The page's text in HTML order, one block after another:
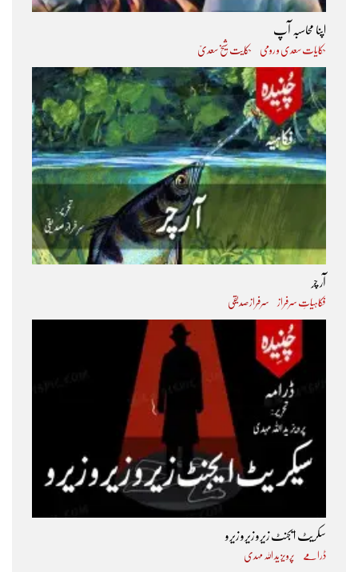
اپنا محاسبہ آپ
حکایات سعدی و رومی حکایت شیخ سعدیؒ
آر چر
فکاہیاتِ سرفراز سرفراز صدیقی
سکریٹ ایجنٹ زیرو زیرو زیرو
ڈرامے پرویز ید اللہ مہدی